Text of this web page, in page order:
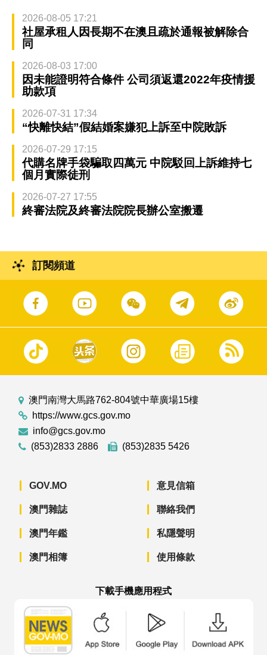
2026-08-05 17:21
社屋承租人因長期不在澳且疏於通報被解除合
同
2026-08-03 17:00
因未能證明符合條件 公司須返還2022年疫情援
助款項
2026-07-31 17:34
“快離快結”假結婚案嫌犯上訴至中院敗訴
2026-07-29 17:15
代購名牌手袋騙取四萬元 中院駁回上訴維持七
個月實際徒刑
2026-07-27 17:55
終審法院及終審法院院長辦公室搬遷
訂閱頻道
澳門南灣大馬路762-804號中華廣場15樓
https://www.gcs.gov.mo
info@gcs.gov.mo
(853)2833 2886
(853)2835 5426
GOV.MO
澳門雜誌
澳門年鑑
澳門相簿
意見信箱
聯絡我們
私隱聲明
使用條款
下載手機應用程式